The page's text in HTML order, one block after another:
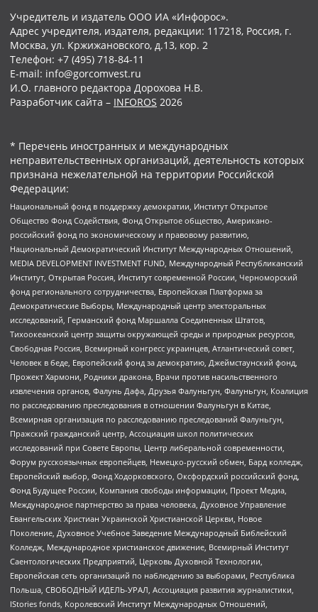
Учредитель и издатель ООО ИА «Инфорос».
Адрес учредителя, издателя, редакции: 117218, Россия, г.
Москва, ул. Кржижановского, д.13, кор. 2
Телефон: +7 (495) 718-84-11
E-mail: info@gorcomvest.ru
И.О. главного редактора Дорохова Н.В.
Разработчик сайта – INFOROS 2026
* Перечень иностранных и международных
неправительственных организаций, деятельность которых
признана нежелательной на территории Российской
Федерации:
Национальный фонд в поддержку демократии, Институт Открытое
Общество Фонд Содействия, Фонд Открытое общество, Американо-
российский фонд по экономическому и правовому развитию,
Национальный Демократический Институт Международных Отношений,
MEDIA DEVELOPMENT INVESTMENT FUND, Международный Республиканский
Институт, Открытая Россия, Институт современной России, Черноморский
фонд регионального сотрудничества, Европейская Платформа за
Демократические Выборы, Международный центр электоральных
исследований, Германский фонд Маршалла Соединенных Штатов,
Тихоокеанский центр защиты окружающей среды и природных ресурсов,
Свободная Россия, Всемирный конгресс украинцев, Атлантический совет,
Человек в беде, Европейский фонд за демократию, Джеймстаунский фонд,
Прожект Хармони, Родники дракона, Врачи против насильственного
извлечения органов, Фалунь Дафа, Друзья Фалуньгун, Фалуньгун, Коалиция
по расследованию преследования в отношении Фалуньгун в Китае,
Всемирная организация по расследованию преследований Фалуньгун,
Пражский гражданский центр, Ассоциация школ политических
исследований при Совете Европы, Центр либеральной современности,
Форум русскоязычных европейцев, Немецко-русский обмен, Бард колледж,
Европейский выбор, Фонд Ходорковского, Оксфордский российский фонд,
Фонд Будущее России, Компания свободы информации, Проект Медиа,
Международное партнерство за права человека, Духовное Управление
Евангельских Христиан Украинской Христианской Церкви, Новое
Поколение, Духовное Учебное Заведение Международный Библейский
Колледж, Международное христианское движение, Всемирный Институт
Саентологических Предприятий, Церковь Духовной Технологии,
Европейская сеть организаций по наблюдению за выборами, Республика
Польша, СВОБОДНЫЙ ИДЕЛЬ-УРАЛ, Ассоциация развития журналистики,
IStories fonds, Королевский Институт Международных Отношений,